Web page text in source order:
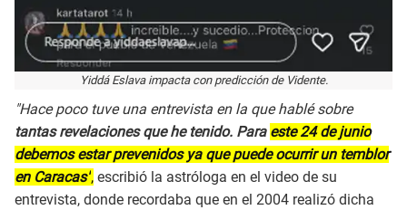
Yiddá Eslava impacta con predicción de Vidente.
"Hace poco tuve una entrevista en la que hablé sobre
tantas revelaciones que he tenido. Para este 24 de junio
debemos estar prevenidos ya que puede ocurrir un temblor
en Caracas", escribió la astróloga en el video de su
entrevista, donde recordaba que en el 2004 realizó dicha